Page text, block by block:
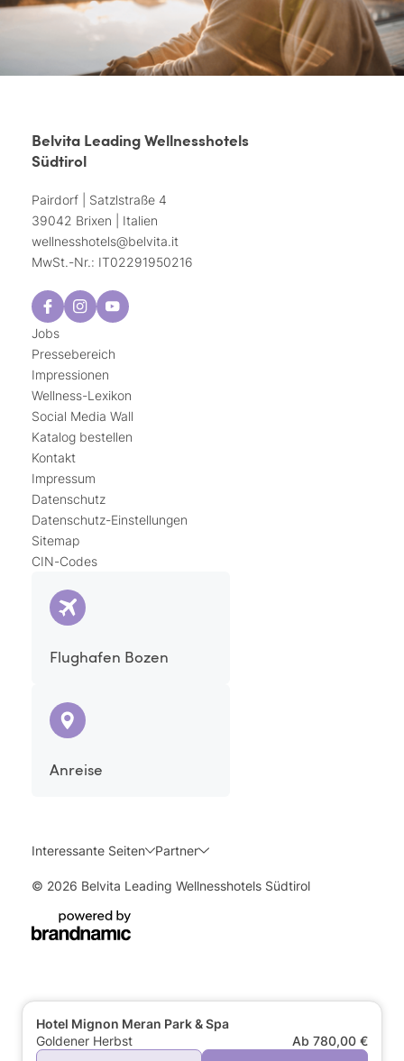
Hotel Mignon Meran Park & Spa
Goldener Herbst
Ab 780,00 €
Belvita Leading Wellnesshotels
Südtirol
Pairdorf | Satzlstraße 4
39042 Brixen | Italien
wellnesshotels@belvita.it
MwSt.-Nr.: IT02291950216
Jobs
Pressebereich
Impressionen
Wellness-Lexikon
Social Media Wall
Katalog bestellen
Kontakt
Impressum
Datenschutz
Datenschutz-Einstellungen
Sitemap
CIN-Codes
Flughafen Bozen
Anreise
Interessante Seiten Partner
© 2026 Belvita Leading Wellnesshotels Südtirol